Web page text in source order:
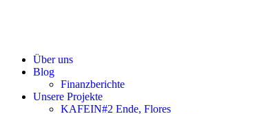
Über uns
Blog
Finanzberichte
Unsere Projekte
KAFEIN#2 Ende, Flores